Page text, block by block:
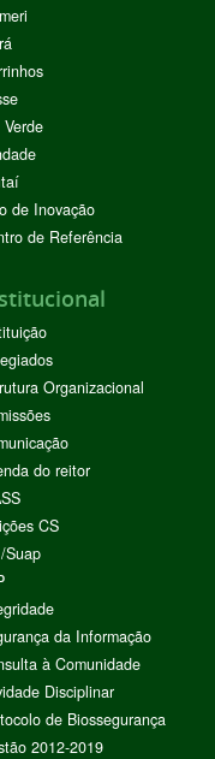
de Inovação
de Referência
Organizacional
do reitor
CS
Suap
da Informação
à Comunidade
Disciplinar
de Biossegurança
2012-2019